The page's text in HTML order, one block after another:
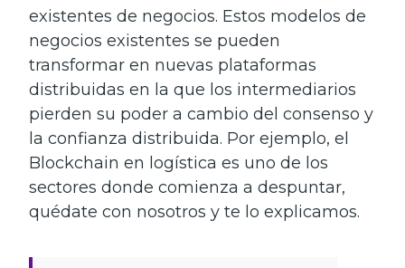
existentes de negocios. Estos modelos de
negocios existentes se pueden
transformar en nuevas plataformas
distribuidas en la que los intermediarios
pierden su poder a cambio del consenso y
la confianza distribuida. Por ejemplo, el
Blockchain en logística es uno de los
sectores donde comienza a despuntar,
quédate con nosotros y te lo explicamos.